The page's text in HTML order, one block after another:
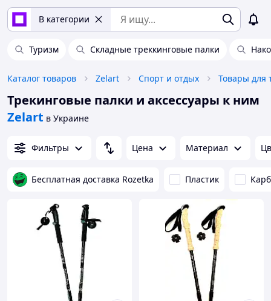
В категории
Туризм Складные треккинговые палки
Каталог товаров Zelart Спорт и отдых Товары для
Трекинговые палки и аксессуары к ним
Zelart в Украине
Фильтры Цена Материал
Бесплатная доставка Rozetka Пластик